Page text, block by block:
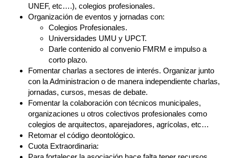
UNEF, etc….), colegios profesionales.
Organización de eventos y jornadas con:
Colegios Profesionales.
Universidades UMU y UPCT.
Darle contenido al convenio FMRM e impulso a
corto plazo.
Fomentar charlas a sectores de interés. Organizar junto
con la Administracion o de manera independiente charlas,
jornadas, cursos, mesas de debate.
Fomentar la colaboración con técnicos municipales,
organizaciones u otros colectivos profesionales como
colegios de arquitectos, aparejadores, agrícolas, etc…
Retomar el código deontológico.
Cuota Extraordinaria: